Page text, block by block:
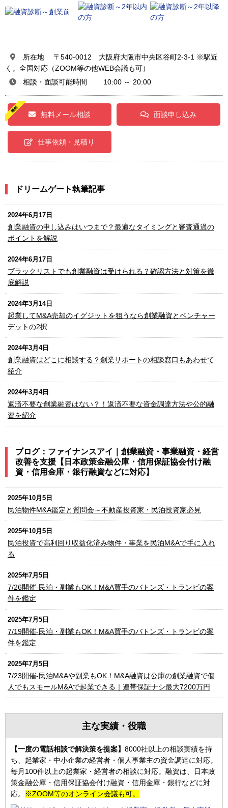
所在地 〒540-0012 大阪府大阪市中央区谷町2-3-1 ※駅近
く。全国対応（ZOOM等の他WEB会議も可）
相談・面談可能時間 10:00 ～ 20:00
無料メール相談 面談申し込み
仕事依頼・見積り
ドリームゲート執筆記事
2024年6月17日
創業融資の申し込みはいつまで？最適なタイミングと審査通過の
ポイントを解説
2024年6月17日
ブラックリストでも創業融資は受けられる？確認方法と対策を徹
底解説
2024年3月14日
起業してM&A売却のイグジットを狙うなら創業融資とベンチャー
デットの2択
2024年3月4日
創業融資はどこに相談する？創業サポートの相談窓口もあわせて
紹介
2024年3月4日
返済不要な創業融資はない？！返済不要な資金調達方法や公的融
資を紹介
ブログ：ファイナンスアイ｜創業融資・事業融資・経営
改善を支援【日本政策金融公庫・信用保証協会付け融
資・信用金庫・銀行融資などに対応】
2025年10月5日
民泊物件M&A鑑定と質問会～不動産投資家・民泊投資家必見
2025年10月5日
民泊投資で高利回り収益化済み物件・事業を民泊M&Aで手に入れ
る
2025年7月5日
7/26開催-民泊・副業もOK！M&A買手のバトンズ・トランビの案
件を鑑定
2025年7月5日
7/19開催-民泊・副業もOK！M&A買手のバトンズ・トランビの案
件を鑑定
2025年7月5日
7/23開催-民泊M&Aや副業もOK！M&A融資は公庫の創業融資で個
人でもスモールM&Aで起業できる｜連帯保証ナシ最大7200万円
主な実績・役職
【一度の電話相談で解決策を提案】 8000社以上の相談実績を持
ち、起業家・中小企業の経営者・個人事業主の資金調達に対応。
毎月100件以上の起業家・経営者の相談に対応。融資は、日本政
策金融公庫・信用保証協会付け融資・信用金庫・銀行などに対
応。
※ZOOM等のオンライン会議も可。